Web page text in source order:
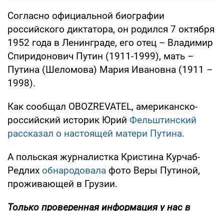
Согласно официальной биографии
российского диктатора, он родился 7 октября
1952 года в Ленинграде, его отец – Владимир
Спиридонович Путин (1911-1999), мать –
Путина (Шеломова) Мария Ивановна (1911 –
1998).
Как сообщал OBOZREVATEL, американско-
российский историк Юрий Фельштинский
рассказал о настоящей матери Путина.
А польская журналистка Кристина Курчаб-
Редлих обнародовала фото Веры Путиной,
проживающей в Грузии.
Только проверенная информация у нас в